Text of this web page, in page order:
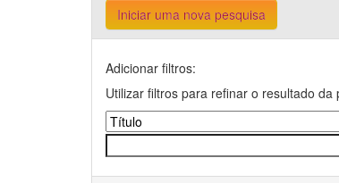
Iniciar uma nova pesquisa
Adicionar filtros:
Utilizar filtros para refinar o resultado da